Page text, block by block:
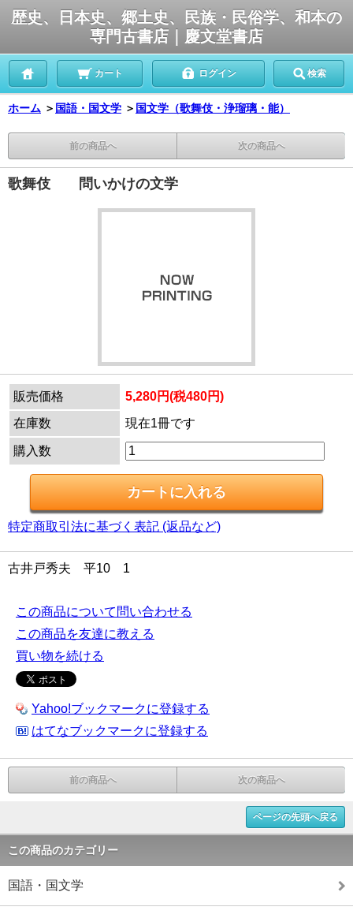
歴史、日本史、郷土史、民族・民俗学、和本の
専門古書店｜慶文堂書店
カート ログイン 検索
ホーム ＞ 国語・国文学 ＞ 国文学（歌舞伎・浄瑠璃・能）
前の商品へ 次の商品へ
歌舞伎 問いかけの文学
販売価格
5,280円(税480円)
在庫数
現在1冊です
購入数
特定商取引法に基づく表記 (返品など)
古井戸秀夫 平10 1
この商品について問い合わせる
この商品を友達に教える
買い物を続ける
Yahoo!ブックマークに登録する
はてなブックマークに登録する
前の商品へ 次の商品へ
ページの先頭へ戻る
この商品のカテゴリー
国語・国文学